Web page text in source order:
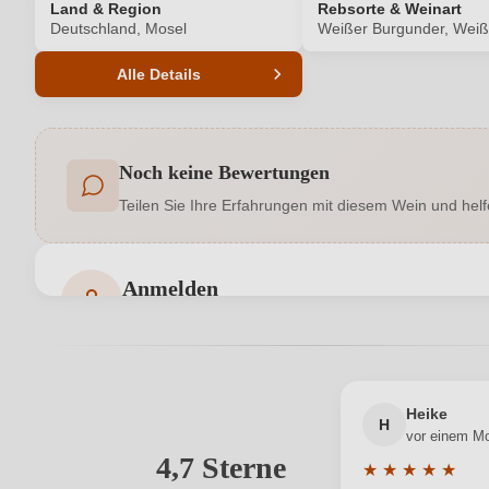
Land & Region
Deutschland, Mosel
Rebsorte & Weinart
Weißer Burgunder,
Alle Details
Allergene
Geschmack
adresse
Noch keine Bewertungen
Teilen Sie Ihre Erfahrungen mit diesem Wein und
Anmelden
Ihre E-Mail-Adresse
4,7 Sterne
H
Heike
vor einem
★ ★ ★ ★ ★